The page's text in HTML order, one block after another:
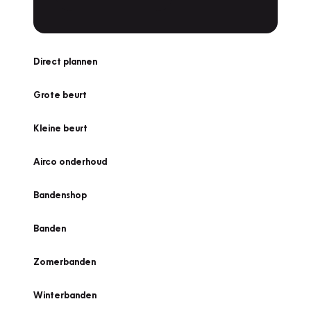
Direct plannen
Grote beurt
Kleine beurt
Airco onderhoud
Bandenshop
Banden
Zomerbanden
Winterbanden